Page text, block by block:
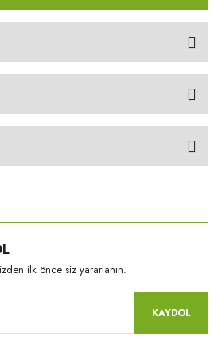
ilk önce siz yararlanın.
KAYDOL